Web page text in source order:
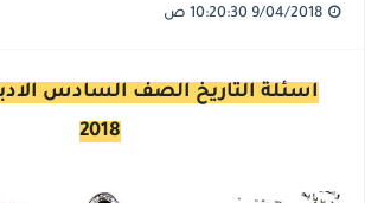
اسئلة التاريخ الصف السادس
2018